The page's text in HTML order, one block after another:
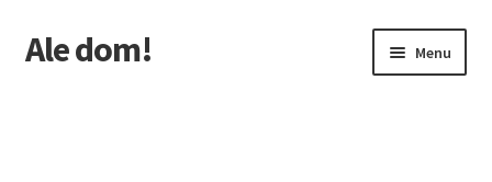
Przejdź
do
Przejdź
do
Ale dom! Menu